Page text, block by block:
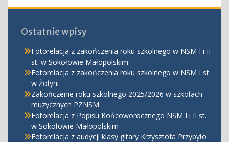
Ostatnie wpisy
Fotorelacja z zakończenia roku szkolnego w NSM I i II
st. w Sokołowie Małopolskim
Fotorelacja z zakończenia roku szkolnego w NSM I st.
w Żołyni
Zakończenie roku szkolnego 2025/2026 w szkołach
muzycznych PZNSM
Fotorelacja z Popisu Końcoworocznego NSM I i II st.
w Sokołowie Małopolskim
Fotorelacja z audycji klasy gitary Krzysztofa Przybyło